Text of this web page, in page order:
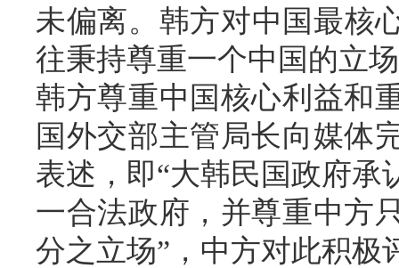
未偏离。韩方对中国最
往秉持尊重一个中国的立
韩方尊重中国核心利益和
国外交部主管局长向媒体
表述，即“大韩民国政府
一合法政府，并尊重中方
分之立场”，中方对此积极